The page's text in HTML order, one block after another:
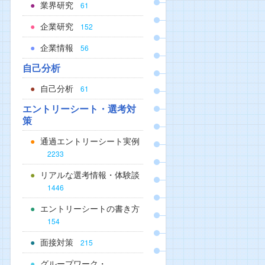
業界研究 61
企業研究 152
企業情報 56
自己分析
自己分析 61
エントリーシート・選考対
策
通過エントリーシート実例
2233
リアルな選考情報・体験談
1446
エントリーシートの書き方
154
面接対策 215